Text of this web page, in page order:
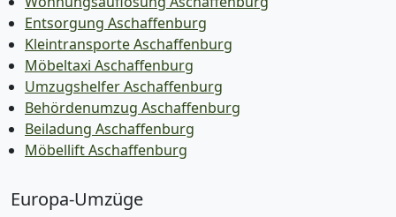
Entsorgung Aschaffenburg
Kleintransporte Aschaffenburg
Möbeltaxi Aschaffenburg
Umzugshelfer Aschaffenburg
Behördenumzug Aschaffenburg
Beiladung Aschaffenburg
Möbellift Aschaffenburg
Europa-Umzüge